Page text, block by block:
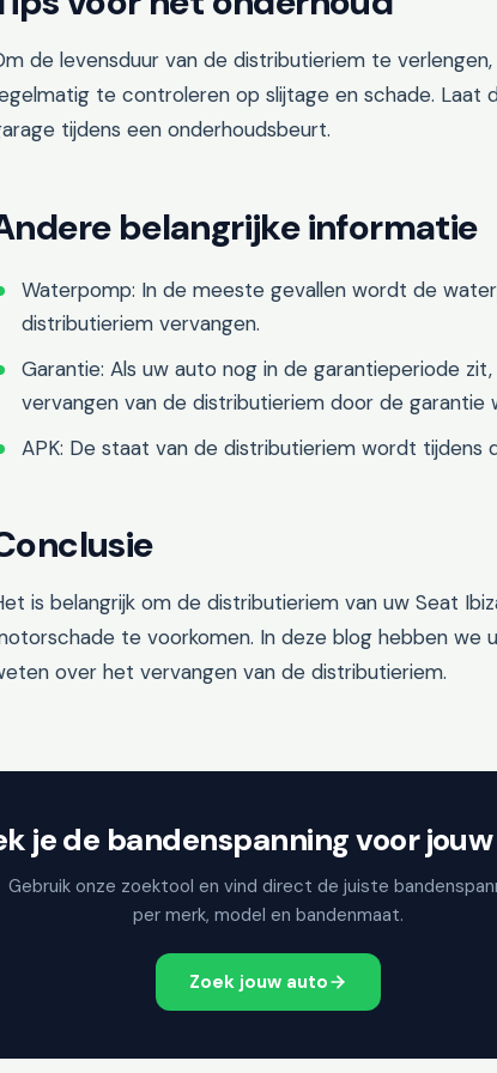
de levensduur van de distributieriem te
te controleren op slijtage en schade. Laat
tijdens een onderhoudsbeurt.
belangrijke informatie
Waterpomp: In de meeste gevallen wordt de
distributieriem vervangen.
Garantie: Als uw auto nog in de garantieperiode
vervangen van de distributieriem door de garantie
APK: De staat van de distributieriem wordt tijdens
is belangrijk om de distributieriem van uw Seat
te voorkomen. In deze blog hebben we
over het vervangen van de distributieriem.
je de bandenspanning voor
Gebruik onze zoektool en vind direct de juiste
per merk, model en bandenmaat.
Zoek jouw auto